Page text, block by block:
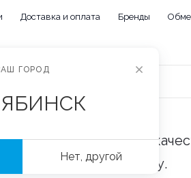
Доставка и оплата Бренды
вы можете купить
оптом и в розницу.
ГОРОД
Нет, другой